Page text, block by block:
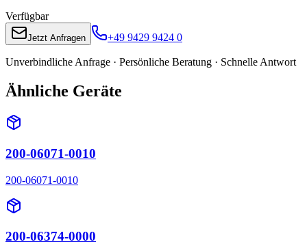
Verfügbar
Jetzt Anfragen +49 9429 9424 0
Unverbindliche Anfrage · Persönliche Beratung · Schnelle Antwort
Ähnliche Geräte
200-06071-0010
200-06071-0010
200-06374-0000